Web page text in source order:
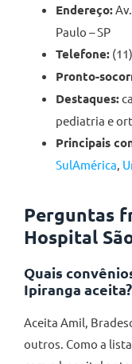
Endereço:
Paulo – SP
Telefone:
Pronto-
Destaques:
pediatria e
Principais
SulAmérica,
Perguntas
Hospital
Quais
Ipiranga aceita?
Aceita Amil,
outros. Como a